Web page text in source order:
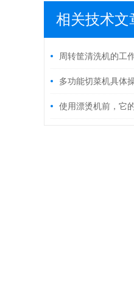
相关技术文
周转筐清洗机的工
多功能切菜机具体
是怎样的？
使用漂烫机前，它